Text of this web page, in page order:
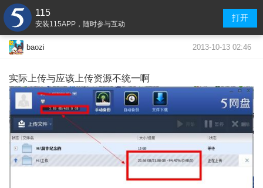
115
安装115APP，随时参与互动
打开
baozi 2013-10-13 02:46
实际上传与应该上传资源不统一啊